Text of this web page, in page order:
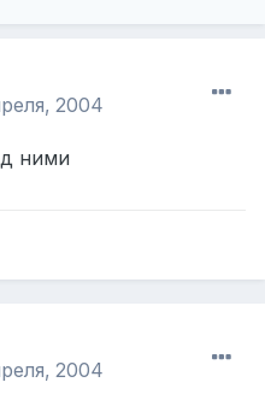
2004
ними
2004